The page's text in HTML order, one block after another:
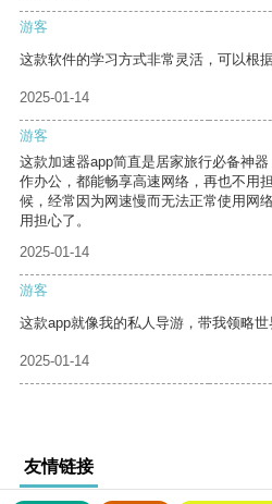
游客
这款软件的学习方式非常灵活，可以根
2025-01-14
游客
这款加速器app简直是居家旅行必备神
作办公，都能畅享高速网络，再也不用
候，经常因为网速慢而无法正常使用网
用担心了。
2025-01-14
游客
这款app就像我的私人导游，带我领略世
2025-01-14
友情链接